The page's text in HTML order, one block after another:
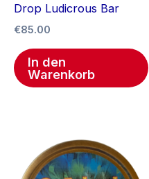
Drop Ludicrous Bar
€85.00
In den
Warenkorb